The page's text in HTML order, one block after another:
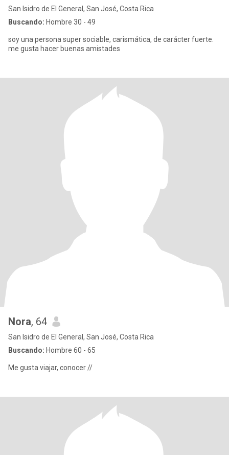
San Isidro de El General, San José, Costa Rica
Buscando: Hombre 30 - 49
soy una persona super sociable, carismática, de carácter fuerte.
me gusta hacer buenas amistades
Nora, 64
San Isidro de El General, San José, Costa Rica
Buscando: Hombre 60 - 65
Me gusta viajar, conocer //